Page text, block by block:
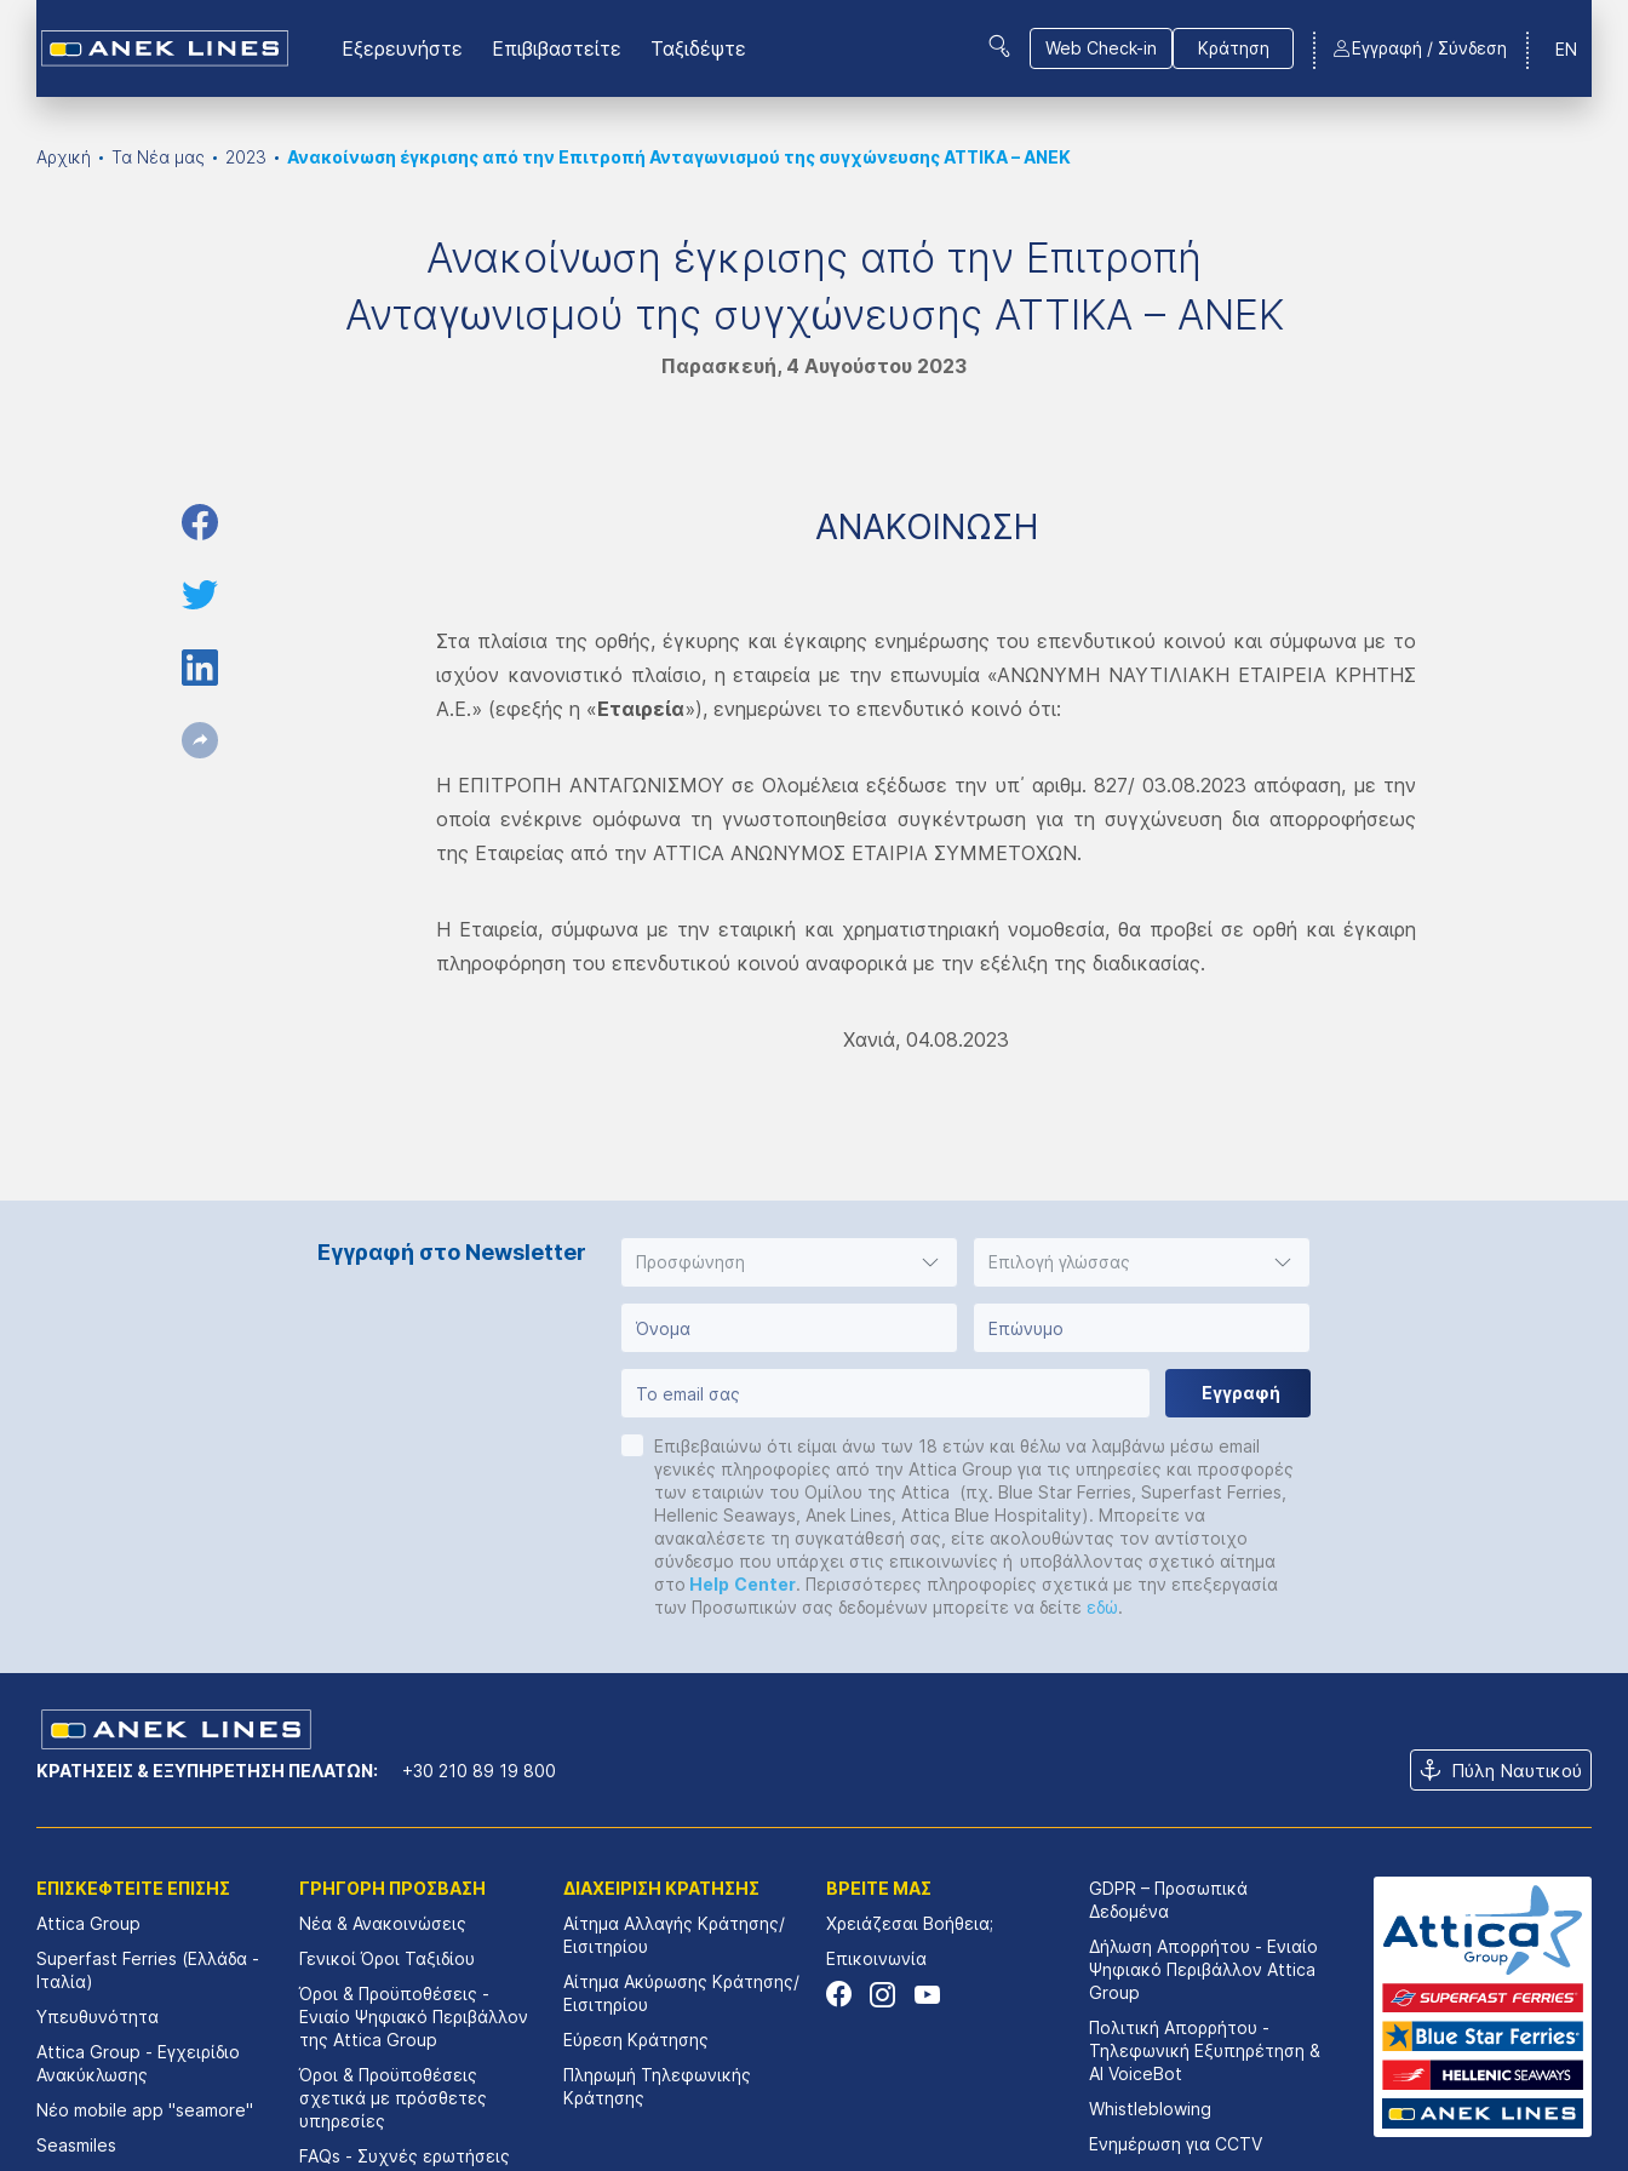
Εξερευνήστε Επιβιβαστείτε Ταξιδέψτε Web Check-in Κράτηση EN
Εγγραφή / Σύνδεση
Αρχική Τα Νέα μας 2023 Ανακοίνωση έγκρισης από την Επιτροπή Ανταγωνισμού της συγχώνευσης ΑΤΤΙΚΑ – ΑΝΕΚ
Ανακοίνωση έγκρισης από την Επιτροπή
Ανταγωνισμού της συγχώνευσης ΑΤΤΙΚΑ – ΑΝΕΚ
Παρασκευή, 4 Αυγούστου 2023
ΑΝΑΚΟΙΝΩΣΗ
Στα πλαίσια της ορθής, έγκυρης και έγκαιρης ενημέρωσης του επενδυτικού κοινού και σύμφωνα με το
ισχύον κανονιστικό πλαίσιο, η εταιρεία με την επωνυμία «ΑΝΩΝΥΜΗ ΝΑΥΤΙΛΙΑΚΗ ΕΤΑΙΡΕΙΑ ΚΡΗΤΗΣ
Α.Ε.» (εφεξής η «Εταιρεία»), ενημερώνει το επενδυτικό κοινό ότι:
Η ΕΠΙΤΡΟΠΗ ΑΝΤΑΓΩΝΙΣΜΟΥ σε Ολομέλεια εξέδωσε την υπ΄ αριθμ. 827/ 03.08.2023 απόφαση, με την
οποία ενέκρινε ομόφωνα τη γνωστοποιηθείσα συγκέντρωση για τη συγχώνευση δια απορροφήσεως
της Εταιρείας από την ATTICA ΑΝΩΝΥΜΟΣ ΕΤΑΙΡΙΑ ΣΥΜΜΕΤΟΧΩΝ.
Η Εταιρεία, σύμφωνα με την εταιρική και χρηματιστηριακή νομοθεσία, θα προβεί σε ορθή και έγκαιρη
πληροφόρηση του επενδυτικού κοινού αναφορικά με την εξέλιξη της διαδικασίας.
Χανιά, 04.08.2023
Εγγραφή στο Νewsletter Προσφώνηση Επιλογή γλώσσας
Εγγραφή
Επιβεβαιώνω ότι είμαι άνω των 18 ετών και θέλω να λαμβάνω μέσω email
γενικές πληροφορίες από την Attica Group για τις υπηρεσίες και προσφορές
των εταιριών του Ομίλου της Attica (πχ. Blue Star Ferries, Superfast Ferries,
Hellenic Seaways, Anek Lines, Attica Blue Hospitality). Μπορείτε να
ανακαλέσετε τη συγκατάθεσή σας, είτε ακολουθώντας τον αντίστοιχο
σύνδεσμο που υπάρχει στις επικοινωνίες ή υποβάλλοντας σχετικό αίτημα
στο Help Center. Περισσότερες πληροφορίες σχετικά με την επεξεργασία
των Προσωπικών σας δεδομένων μπορείτε να δείτε εδώ.
ΚΡΑΤΗΣΕΙΣ & ΕΞΥΠΗΡΕΤΗΣΗ ΠΕΛΑΤΩΝ: +30 210 89 19 800 Πύλη Ναυτικού
ΕΠΙΣΚΕΦΤΕΙΤΕ ΕΠΙΣΗΣ
Attica Group
Superfast Ferries (Ελλάδα -
Ιταλία)
Υπευθυνότητα
Attica Group - Εγχειρίδιο
Ανακύκλωσης
Νέο mobile app "seamore"
Seasmiles
ΓΡΗΓΟΡΗ ΠΡΟΣΒΑΣΗ
Νέα & Ανακοινώσεις
Γενικοί Όροι Ταξιδίου
Όροι & Προϋποθέσεις -
Ενιαίο Ψηφιακό Περιβάλλον
της Attica Group
Όροι & Προϋποθέσεις
σχετικά με πρόσθετες
υπηρεσίες
FAQs - Συχνές ερωτήσεις
ΔΙΑΧΕΙΡΙΣΗ ΚΡΑΤΗΣΗΣ
Αίτημα Αλλαγής Κράτησης/
Εισιτηρίου
Αίτημα Ακύρωσης Κράτησης/
Εισιτηρίου
Εύρεση Κράτησης
Πληρωμή Τηλεφωνικής
Κράτησης
ΒΡΕΙΤΕ ΜΑΣ
Χρειάζεσαι Βοήθεια;
Επικοινωνία
GDPR – Προσωπικά
Δεδομένα
Δήλωση Απορρήτου - Ενιαίο
Ψηφιακό Περιβάλλον Attica
Group
Πολιτική Απορρήτου -
Τηλεφωνική Εξυπηρέτηση &
AI VoiceBot
Whistleblowing
Ενημέρωση για CCTV